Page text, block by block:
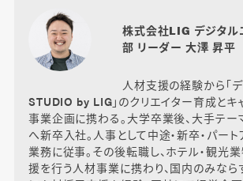
株式会社LIG デジタル
部 リーダー 大澤 昇平
人材支援の経験から「
STUDIO by LIG」のクリエイター育成とキ
事業企画に携わる。大学卒業後、大手テー
へ新卒入社。人事として中途・新卒・パー
業務に従事。その後転職し、ホテル・観光
援を行う人材事業に携わり、国内のみなら